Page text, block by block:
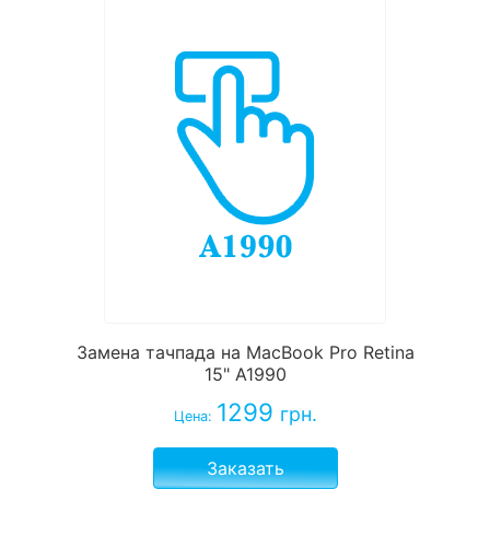
Замена тачпада на MacBook Pro Retina
15" A1990
Цена: 1299 грн.
Заказать